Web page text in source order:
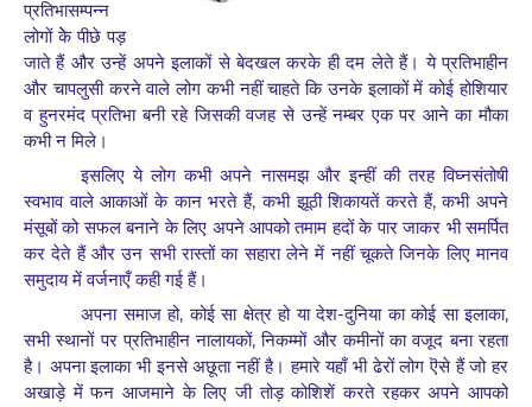
प्रतिभासम्पन्न
लोगों केे पीछे पड़
जाते हैं और उन्हें अपने इलाकों से बेदखल करके ही दम लेते हैं। ये प्रतिभाहीन
और चापलुसी करने वाले लोग कभी नहीं चाहते कि उनके इलाकों में कोई होशियार
व हुनरमंद प्रतिभा बनी रहे जिसकी वजह से उन्हें नम्बर एक पर आने का मौका
कभी न मिले।
इसलिए ये लोग कभी अपने नासमझ और इन्हीं की तरह विघ्नसंतोषी
स्वभाव वाले आकाओं के कान भरते हैं,कभी झूठी शिकायतें करते हैं,कभी अपने
मंसूबों को सफल बनाने के लिए अपने आपको तमाम हदों के पार जाकर भी समर्पित
कर देते हैं और उन सभी रास्तों का सहारा लेने में नहीं चूकते जिनके लिए मानव
समुदाय में वर्जनाएँ कही गई हैं।
अपना समाज हो,कोई सा क्षेत्र हो या देश-दुनिया का कोई सा इलाका,
सभी स्थानों पर प्रतिभाहीन नालायकों,निकम्मों और कमीनों का वजूद बना रहता
है। अपना इलाका भी इनसे अछूता नहीं है। हमारे यहाँ भी ढेरों लोग ऎसे हैं जो हर
अखाड़े में फन आजमाने के लिए जी तोड़ कोशिशें करते रहकर अपने आपको